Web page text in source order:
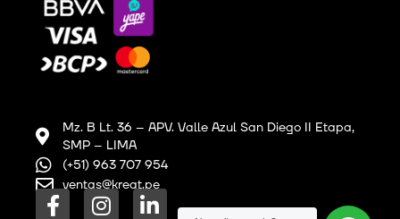
Mz. B Lt. 36 – APV. Valle Azul San Diego II Etapa,
SMP – LIMA
(+51) 963 707 954
ventas@kreat.pe
F I L